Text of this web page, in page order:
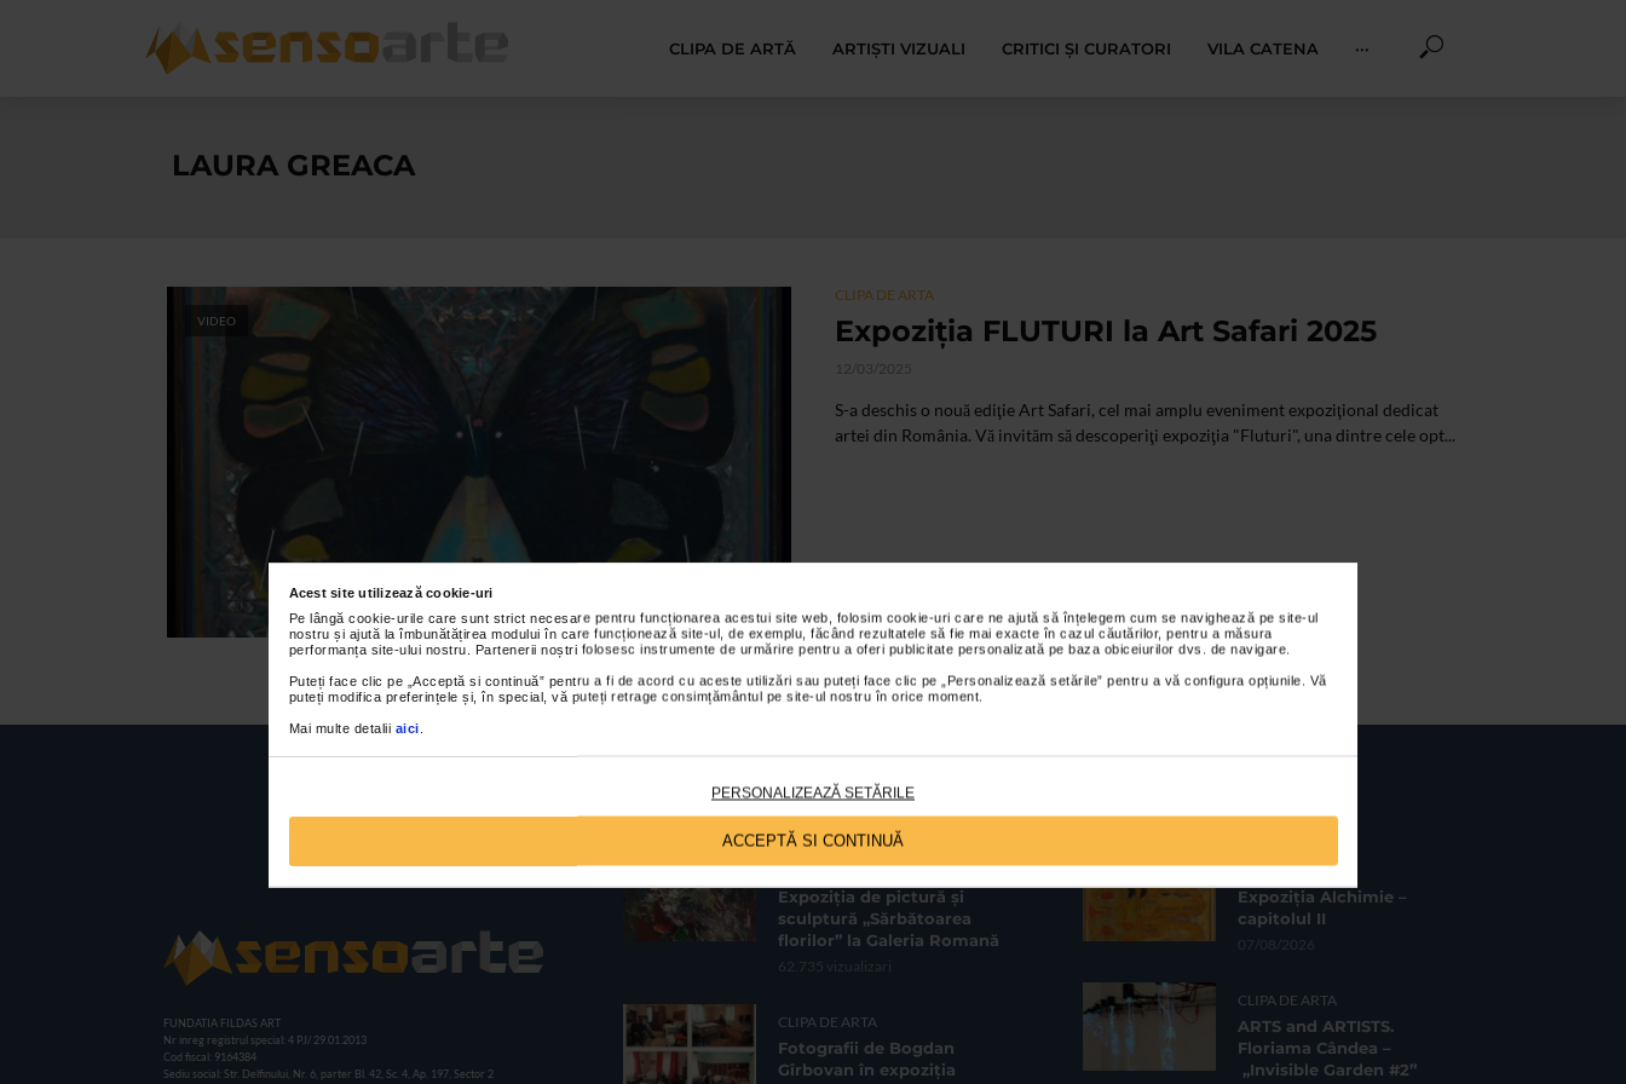
Acest site utilizează cookie-uri
Pe lângă cookie-urile care sunt strict necesare pentru funcționarea acestui site web, folosim cookie-uri care ne ajută să înțelegem cum se navighează pe site-ul
nostru și ajută la îmbunătățirea modului în care funcționează site-ul, de exemplu, făcând rezultatele să fie mai exacte în cazul căutărilor, pentru a măsura
performanța site-ului nostru. Partenerii noștri folosesc instrumente de urmărire pentru a oferi publicitate personalizată pe baza obiceiurilor dvs. de navigare.
Puteți face clic pe „Acceptă si continuă” pentru a fi de acord cu aceste utilizări sau puteți face clic pe „Personalizează setările” pentru a vă configura opțiunile. Vă
puteți modifica preferințele și, în special, vă puteți retrage consimțământul pe site-ul nostru în orice moment.
Mai multe detalii aici
PERSONALIZEAZĂ SETĂRILE
ACCEPTĂ SI CONTINUĂ
CLIPA DE ARTĂ ARTIȘTI VIZUALI CRITICI ȘI CURATORI VILA CATENA ···
LAURA GREACA
VIDEO
CLIPA DE ARTA
Expoziţia FLUTURI la Art Safari 2025
12/03/2025
S-a deschis o nouă ediţie Art Safari, cel mai amplu eveniment expoziţional dedicat
artei din România. Vă invităm să descoperiţi expoziţia "Fluturi", una dintre cele opt...
FUNDATIA FILDAS ART
Nr inreg registrul special: 4 PJ/ 29.01.2013
Cod fiscal: 9164384
Sediu social: Str. Delfinului, Nr. 6, parter Bl. 42, Sc. 4, Ap. 197, Sector 2
CELE MAI VIZUALIZATE
CLIPA DE ARTA
Expoziția de pictură și
sculptură „Sărbătoarea
florilor” la Galeria Romană
62.735 vizualizari
CLIPA DE ARTA
Fotografii de Bogdan
Gîrbovan în expoziția
CELE MAI RECENTE
CLIPA DE ARTA
Expoziția Alchimie –
capitolul II
07/08/2026
CLIPA DE ARTA
ARTS and ARTISTS.
Floriama Cândea –
„Invisible Garden #2”